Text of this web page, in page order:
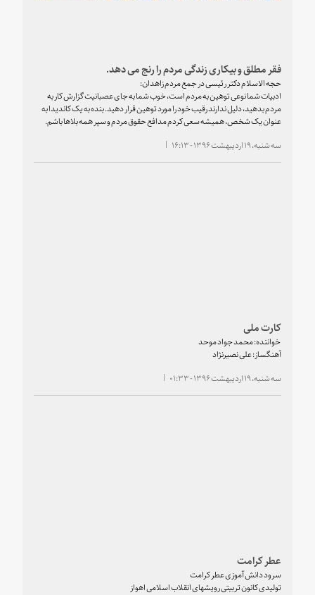
فقر مطلق و بیکاری زندگی مردم را رنج می دهد.
حجه الاسلام دکتر رئیسی در جمع مردم زاهدان:
ادبیات شما نوعی توهین به مردم است، خوب شما به جای عصبانیت گزارش کار به
مردم بدهید، دلیل ندارند رقیب خود را مورد توهین قرار دهید. بنده به یک کاندیدا به
عنوان یک شخص، همیشه سعی کردم مدافع حقوق مردم و سپر همه بلاها باشم.
سه شنبه، ۱۹ اردیبهشت ۱۳۹۶ - ۱۶:۱۳
کارت ملی
خواننده: محمد جواد موحد
آهنگساز: علی نصیرنژاد
سه شنبه، ۱۹ اردیبهشت ۱۳۹۶ - ۰۱:۳۳
عطر کرامت
سرود دانش آموزی عطر کرامت
تولیدی کانون تربیتی رویشهای انقلاب اسلامی اهواز